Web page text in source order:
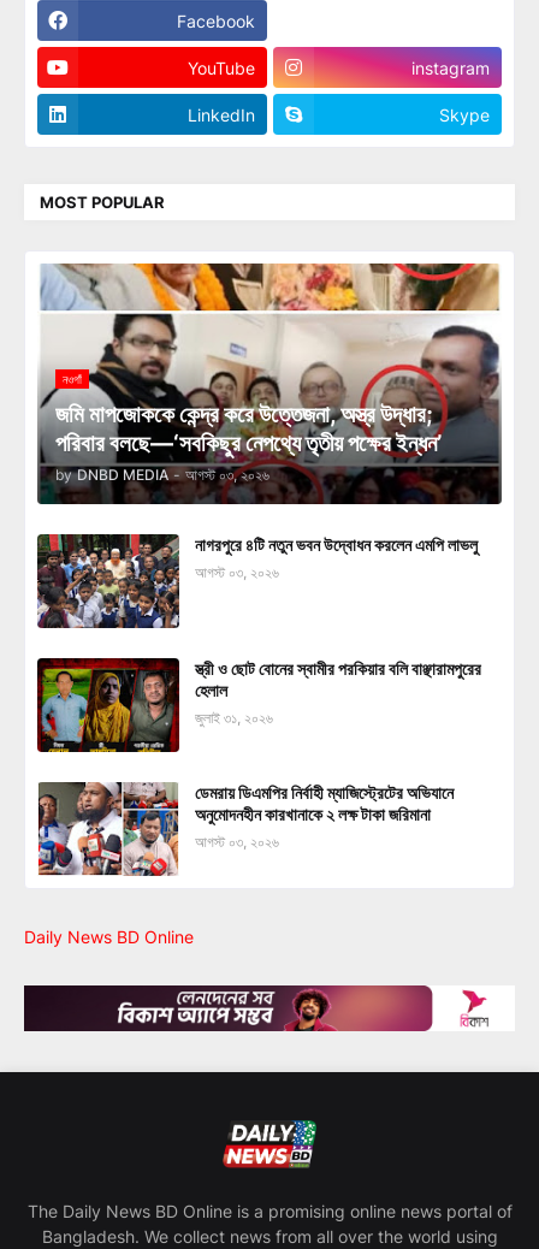
Facebook
YouTube instagram
LinkedIn Skype
MOST POPULAR
নওগাঁ
জমি মাপজোককে কেন্দ্র করে উত্তেজনা, অস্ত্র উদ্ধার;
পরিবার বলছে—‘সবকিছুর নেপথ্যে তৃতীয় পক্ষের ইন্ধন’
by DNBD MEDIA - আগস্ট ০৩, ২০২৬
নাগরপুরে ৪টি নতুন ভবন উদ্বোধন করলেন এমপি লাভলু
আগস্ট ০৩, ২০২৬
স্ত্রী ও ছোট বোনের স্বামীর পরকিয়ার বলি বাঞ্ছারামপুরের
হেলাল
জুলাই ৩১, ২০২৬
ডেমরায় ডিএমপির নির্বাহী ম্যাজিস্ট্রেটের অভিযানে
অনুমোদনহীন কারখানাকে ২ লক্ষ টাকা জরিমানা
আগস্ট ০৩, ২০২৬
Daily News BD Online
The Daily News BD Online is a promising online news portal of
Bangladesh. We collect news from all over the world using